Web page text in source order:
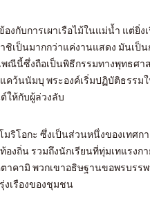
งกับการเผาเรือไม้ในแม่น้ำ แต่ยิ่ง
ชิเป็นมากกว่าแค่งานแสดง มันเ
ณีนี้ซึ่งถือเป็นพิธีกรรมทางพุทธศา
คว้นนัมบุ พระองค์เริ่มปฏิบัติธรรม
ให้กับผู้ล่วงลับ
ริโอกะ ซึ่งเป็นส่วนหนึ่งของเทศก
งถิ่น รวมถึงนักเรียนที่ทุ่มเทแรงก
คามิ พวกเขาอธิษฐานขอพรบรร
เรืองของชุมชน